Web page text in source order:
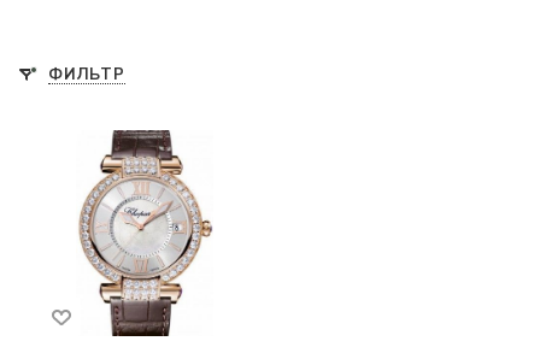
ФИЛЬТР